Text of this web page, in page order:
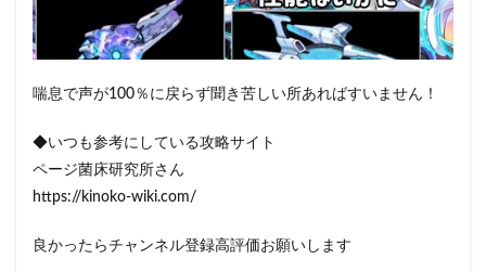
喘息で声が100％に戻らず聞き苦しい所あればすいません！
◆いつも参考にしている攻略サイト
ページ菌床研究所さん
https://kinoko-wiki.com/
良かったらチャンネル登録高評価お願いします